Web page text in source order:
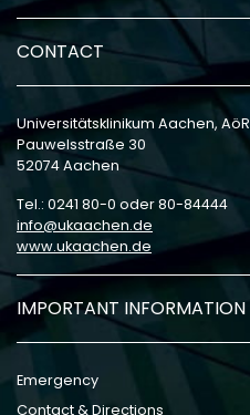
CONTACT
Universitätsklinikum Aachen, AöR
Pauwelsstraße 30
52074 Aachen
Tel.: 0241 80-0 oder 80-84444
info
ukaachen de
www.ukaachen.de
IMPORTANT INFORMATION
Emergency
Contact & Directions